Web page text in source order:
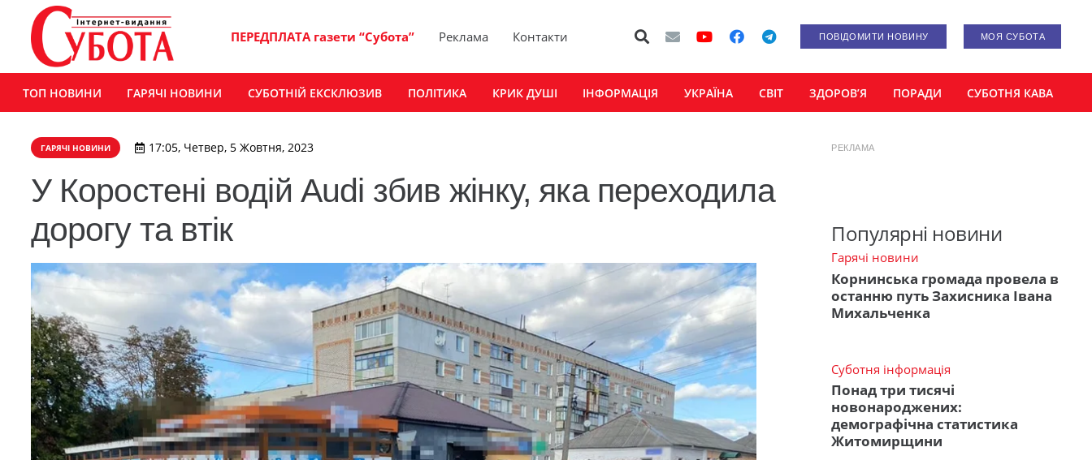
ПЕРЕДПЛАТА газети “Субота” Реклама Контакти ПОВІДОМИТИ НОВИНУ МОЯ СУБОТА
ТОП НОВИНИ ГАРЯЧІ НОВИНИ СУБОТНІЙ ЕКСКЛЮЗИВ ПОЛІТИКА КРИК ДУШІ ІНФОРМАЦІЯ УКРАЇНА СВІТ ЗДОРОВ’Я ПОРАДИ СУБОТНЯ КАВА
ГАРЯЧІ НОВИНИ 17:05, Четвер, 5 Жовтня, 2023
У Коростені водій Audi збив жінку, яка переходила
дорогу та втік
РЕКЛАМА
Популярні новини
Гарячі новини
Корнинська громада провела в
останню путь Захисника Івана
Михальченка
Суботня інформація
Понад три тисячі
новонароджених:
демографічна статистика
Житомирщини